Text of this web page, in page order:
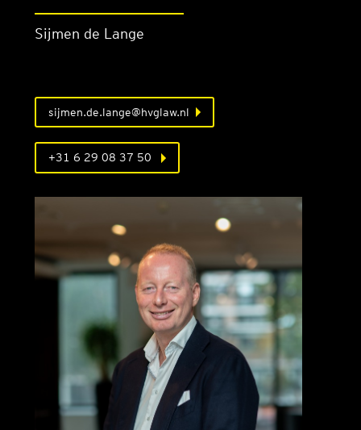
Sijmen de Lange
sijmen.de.lange@hvglaw.nl
+31 6 29 08 37 50